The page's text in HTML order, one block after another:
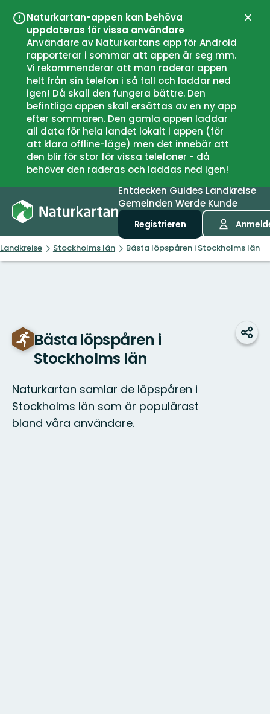
Naturkartan-appen kan behöva
uppdateras för vissa användare
Användare av Naturkartans app för Android
rapporterar i sommar att appen är seg mm.
Vi rekommenderar att man raderar appen
helt från sin telefon i så fall och laddar ned
igen! Då skall den fungera bättre. Den
befintliga appen skall ersättas av en ny app
efter sommaren. Den gamla appen laddar
all data för hela landet lokalt i appen (för
att klara offline-läge) men det innebär att
den blir för stor för vissa telefoner - då
behöver den raderas och laddas ned igen!
EntdeckenGuidesLandkreise
Gemeinden Werde Kunde
Registrieren
Landkreise Stockholms län Bästa löpspåren i Stockholms län
Bästa löpspåren i
Stockholms län
Naturkartan samlar de löpspåren i
Stockholms län som är populärast
bland våra användare.